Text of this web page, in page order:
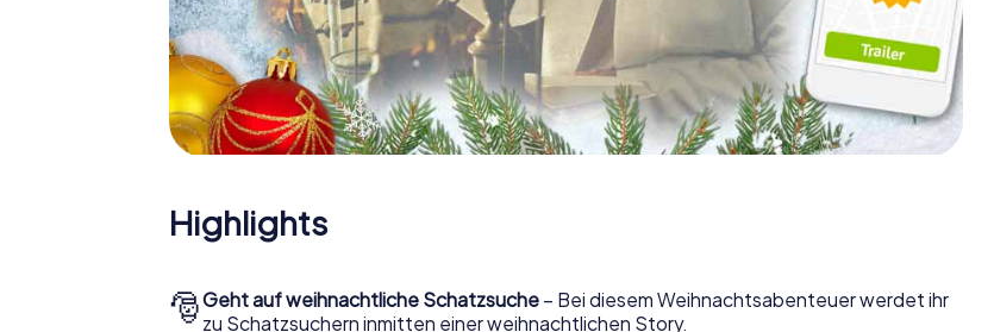
Highlights
🎅Geht auf weihnachtliche Schatzsuche – Bei diesem Weihnachtsabenteuer werdet ihr
zu Schatzsuchern inmitten einer weihnachtlichen Story.